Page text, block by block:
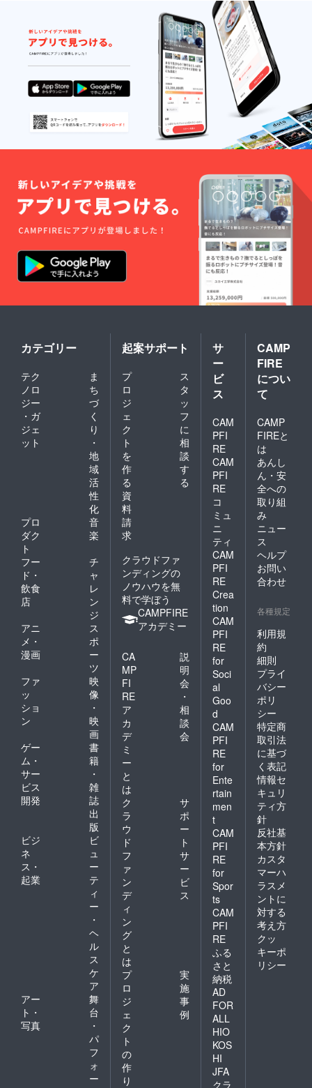
ゲーム
するも
よし、
ただお
話をす
るもよ
し、あ
なたは
喋らな
くても
よし(あ
なたが
ミュー
ト、私
あなた
だけの
配信方
式でも
大丈夫
です)。
ひまと
同じ時
間を共
ましょ
う 備考
欄に
のIDを
忘れな
いよう
ご記入
下さ
い。ご
記入頂
かった
場合は
申し訳
ありま
せんが
通話特
典をお
渡しす
ること
ができ
ませ
ん。 ま
た、通
話特典
は60分
までと
すの
以上ご
購入頂
きまし
ても60
分とな
ります
のでご
了承下
さい。
m) 郵送
手続き
をしま
すので
郵便番
号+住所
+名前を
お間違
えない
ようお
願い致
しま
す。 住
所不備
なかっ
た場合
の責任
は取り
かねま
すの
で、間
違えが
ないか
の程よ
ろしく
お願い
す。 ⑩
ひまと
お話チ
ケット
(60分)
一緒に
ゲーム
よし、
ただお
話をす
るもよ
し、あ
なたは
喋らな
くても
よし(あ
なたが
ミュー
ト、私
が喋る
あなた
だけの
配信方
大丈夫
ひまと
同じ時
間を共
有致し
ましょ
欄に
Discord
のIDを
忘れな
いよう
ご記入
い。ご
記入頂
かった
場合は
申し訳
ありま
せんが
通話特
典をお
渡しす
ること
ができ
ませ
ちらの
支援に
ついて
カテゴリー
テク
ノロ
ジー
・ガ
ジェ
ット
ま
ち
づ
く
り
・
地
域
活
性
化
プロ
ダク
ト
音
楽
フー
ド・
飲食
店
チ
ャ
レ
ン
ジ
アニ
メ・
漫画
ス
ポ
ー
ツ
ファ
ッ
ショ
ン
映
像
・
映
画
ゲー
ム・
サー
ビス
開発
書
籍
・
雑
誌
出
版
ビジ
ネ
ス・
起業
ビ
ュ
ー
テ
ィ
ー
・
ヘ
ル
ス
ケ
ア
アー
ト・
写真
舞
台
・
パ
フ
ォ
ー
起案サポート
プ
ロ
ジ
ェ
ク
ト
を
作
る
ス
タ
ッ
フ
に
相
談
す
る
資
料
請
求
クラウドファ
ンディングの
ノウハウを無
料で学ぼう
CAMPFIRE
アカデミー
CA
MP
FI
RE
ア
カ
デ
ミ
ー
と
は
説
明
会
・
相
談
会
ク
ラ
ウ
ド
フ
ァ
ン
デ
ィ
ン
グ
と
は
サ
ポ
ー
ト
サ
ー
ビ
ス
プ
ロ
ジ
ェ
ク
ト
の
作
り
実
施
事
例
サ
ー
ビ
ス
CAM
PFI
RE
CAM
PFI
RE
コ
ミュ
ニ
ティ
CAM
PFI
RE
Crea
tion
CAM
PFI
RE
for
Soci
al
Goo
d
CAM
PFI
RE
for
Ente
rtain
men
t
CAM
PFI
RE
for
Spor
ts
CAM
PFI
RE
ふる
さと
納税
AD
FOR
ALL
HIO
KOS
HI
JFA
クラ
CAMP
FIRE
につい
て
CAMP
FIREと
は
あんし
ん・安
全への
取り組
み
ニュー
ス
ヘルプ
お問い
合わせ
各種規定
利用規
約
細則
プライ
バシー
ポリ
シー
特定商
取引法
に基づ
く表記
情報セ
キュリ
ティ方
針
反社基
本方針
カスタ
マーハ
ラスメ
ントに
対する
考え方
クッ
キーポ
リシー